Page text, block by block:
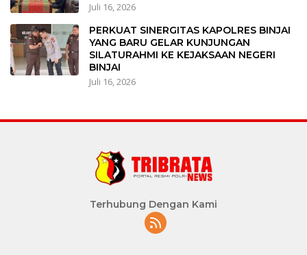
Juli 16, 2026
PERKUAT SINERGITAS KAPOLRES BINJAI
YANG BARU GELAR KUNJUNGAN
SILATURAHMI KE KEJAKSAAN NEGERI
BINJAI
Juli 16, 2026
Terhubung Dengan Kami